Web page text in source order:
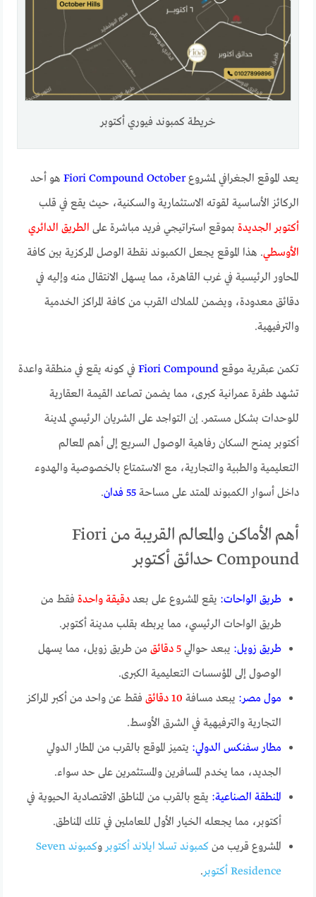
خريطة كمبوند فيوري أكتوبر
يعد الموقع الجغرافي لمشروعFiori Compound October هو أحد
الركائز الأساسية لقوته الاستثمارية والسكنية، حيث يقع في قلب
أكتوبر الجديدة بموقع استراتيجي فريد مباشرة على الطريق الدائري
الأوسطي. هذا الموقع يجعل الكمبوند نقطة الوصل المركزية بين كافة
المحاور الرئيسية في غرب القاهرة، مما يسهل الانتقال منه وإليه في
دقائق معدودة، ويضمن للملاك القرب من كافة المراكز الخدمية
والترفيهية.
تكمن عبقرية موقعFiori Compound في كونه يقع في منطقة واعدة
تشهد طفرة عمرانية كبرى، مما يضمن تصاعد القيمة العقارية
للوحدات بشكل مستمر. إن التواجد على الشريان الرئيسي لمدينة
أكتوبر يمنح السكان رفاهية الوصول السريع إلى أهم المعالم
التعليمية والطبية والتجارية، مع الاستمتاع بالخصوصية والهدوء
داخل أسوار الكمبوند الممتد على مساحة55 فدان .
أهم الأماكن والمعالم القريبة من Fiori
Compound حدائق أكتوبر
طريق الواحات: يقع المشروع على بعددقيقة واحدة فقط من
طريق الواحات الرئيسي، مما يربطه بقلب مدينة أكتوبر.
طريق زويل: يبعد حوالي5 دقائق
من طريق زويل، مما يسهل
الوصول إلى المؤسسات التعليمية الكبرى.
مول مصر: يبعد مسافة 10 دقائق
فقط عن واحد من أكبر المراكز
التجارية والترفيهية في الشرق الأوسط.
مطار سفنكس الدولي: يتميز الموقع بالقرب من المطار الدولي
الجديد، مما يخدم المسافرين والمستثمرين على حد سواء.
المنطقة الصناعية: يقع بالقرب من المناطق الاقتصادية الحيوية في
أكتوبر، مما يجعله الخيار الأول للعاملين في تلك المناطق.
المشروع قريب منكمبوند تسلا ايلاند أكتوبرو
كمبوند Seven
Residence أكتوبر
.